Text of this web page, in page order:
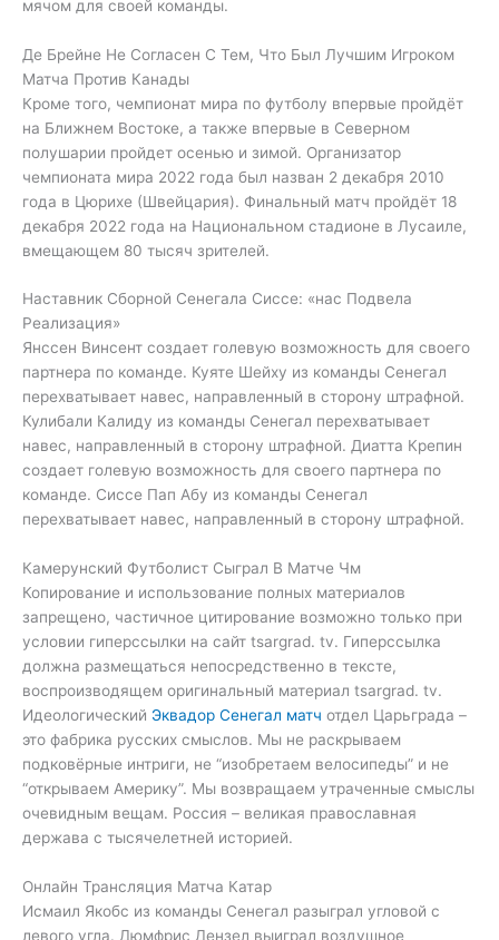
мячом для своей команды.
Де Брейне Не Согласен С Тем, Что Был Лучшим Игроком
Матча Против Канады
Кроме того, чемпионат мира по футболу впервые пройдёт
на Ближнем Востоке, а также впервые в Северном
полушарии пройдет осенью и зимой. Организатор
чемпионата мира 2022 года был назван 2 декабря 2010
года в Цюрихе (Швейцария). Финальный матч пройдёт 18
декабря 2022 года на Национальном стадионе в Лусаиле,
вмещающем 80 тысяч зрителей.
Наставник Сборной Сенегала Сиссе: «нас Подвела
Реализация»
Янссен Винсент создает голевую возможность для своего
партнера по команде. Куяте Шейху из команды Сенегал
перехватывает навес, направленный в сторону штрафной.
Кулибали Калиду из команды Сенегал перехватывает
навес, направленный в сторону штрафной. Диатта Крепин
создает голевую возможность для своего партнера по
команде. Сиссе Пап Абу из команды Сенегал
перехватывает навес, направленный в сторону штрафной.
Камерунский Футболист Сыграл В Матче Чм
Копирование и использование полных материалов
запрещено, частичное цитирование возможно только при
условии гиперссылки на сайт tsargrad. tv. Гиперссылка
должна размещаться непосредственно в тексте,
воспроизводящем оригинальный материал tsargrad. tv.
Идеологический Эквадор Сенегал матч отдел Царьграда –
это фабрика русских смыслов. Мы не раскрываем
подковёрные интриги, не “изобретаем велосипеды” и не
“открываем Америку”. Мы возвращаем утраченные смыслы
очевидным вещам. Россия – великая православная
держава с тысячелетней историей.
Онлайн Трансляция Матча Катар
Исмаил Якобс из команды Сенегал разыграл угловой с
левого угла. Дюмфрис Дензел выиграл воздушное